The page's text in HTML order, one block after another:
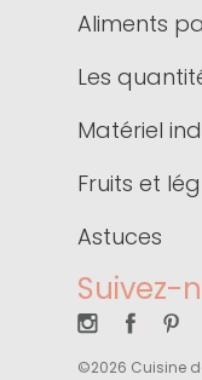
Aliments
Les
Matériel
Fruits et
Astuces
Suivez-
©2026 Cuisine